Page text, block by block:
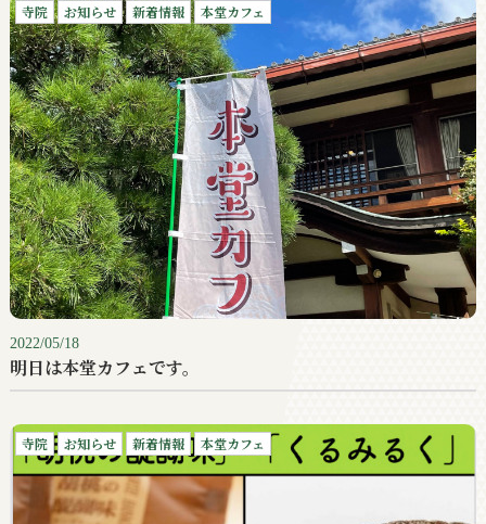
寺院 お知らせ 新着情報 本堂カフェ
2022/05/18
明日は本堂カフェです。
寺院 お知らせ 新着情報 本堂カフェ